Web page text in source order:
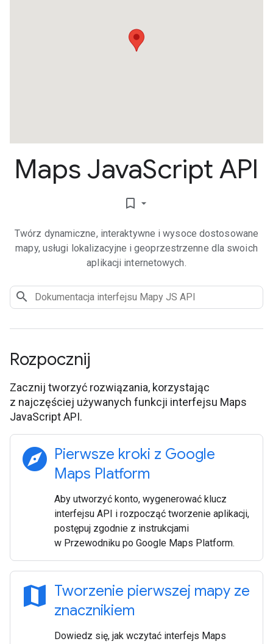
Maps JavaScript API
bookmark_border
Twórz dynamiczne, interaktywne i wysoce dostosowane
mapy, usługi lokalizacyjne i geoprzestrzenne dla swoich
aplikacji internetowych.
Rozpocznij
Zacznij tworzyć rozwiązania, korzystając
z najczęściej używanych funkcji interfejsu Maps
JavaScript API.
explore Pierwsze kroki z Google
Maps Platform
Aby utworzyć konto, wygenerować klucz
interfejsu API i rozpocząć tworzenie aplikacji,
postępuj zgodnie z instrukcjami
w Przewodniku po Google Maps Platform.
map Tworzenie pierwszej mapy ze
znacznikiem
Dowiedz się, jak wczytać interfejs Maps